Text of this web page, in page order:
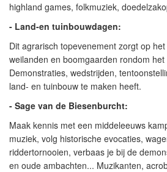
highland games, folkmuziek,
- Land-en tuinbouwdagen:
Dit agrarisch topevenement zorgt op
weilanden en boomgaarden rondom
Demonstraties, wedstrijden,
land- en tuinbouw te maken heeft.
- Sage van de Biesenburcht:
Maak kennis met een middeleeuws
muziek, volg historische evocaties,
riddertornooien, verbaas je bij de
en oude ambachten... Muzikanten,